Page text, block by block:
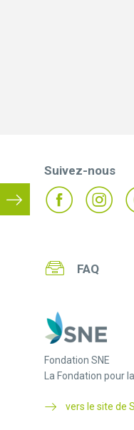
FAQ
Suivez-nous
Fondation SNE
La Fondation pour
vers le site de